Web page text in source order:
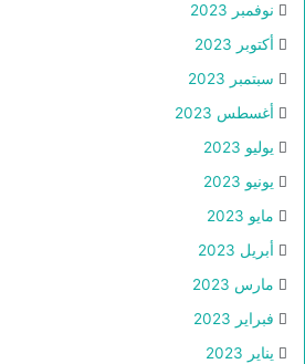
نوفمبر 2023
أكتوبر 2023
سبتمبر 2023
أغسطس 2023
يوليو 2023
يونيو 2023
مايو 2023
أبريل 2023
مارس 2023
فبراير 2023
يناير 2023